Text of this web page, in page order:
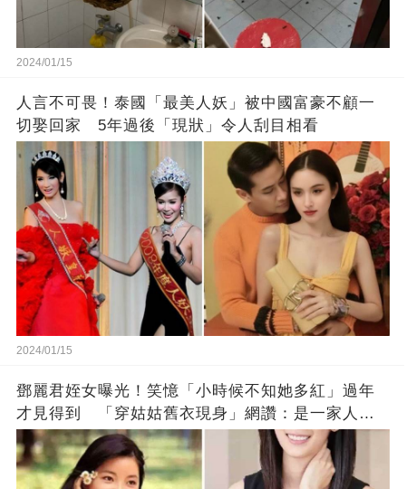
2024/01/15
人言不可畏！泰國「最美人妖」被中國富豪不顧一
切娶回家 5年過後「現狀」令人刮目相看
2024/01/15
鄧麗君姪女曝光！笑憶「小時候不知她多紅」過年
才見得到 「穿姑姑舊衣現身」網讚：是一家人沒
錯!